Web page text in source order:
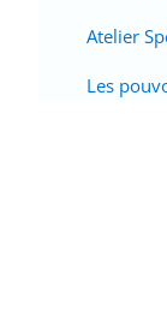
Atelier
Les